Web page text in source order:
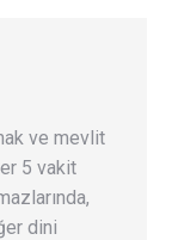
ve mevlit
5 vakit
dini